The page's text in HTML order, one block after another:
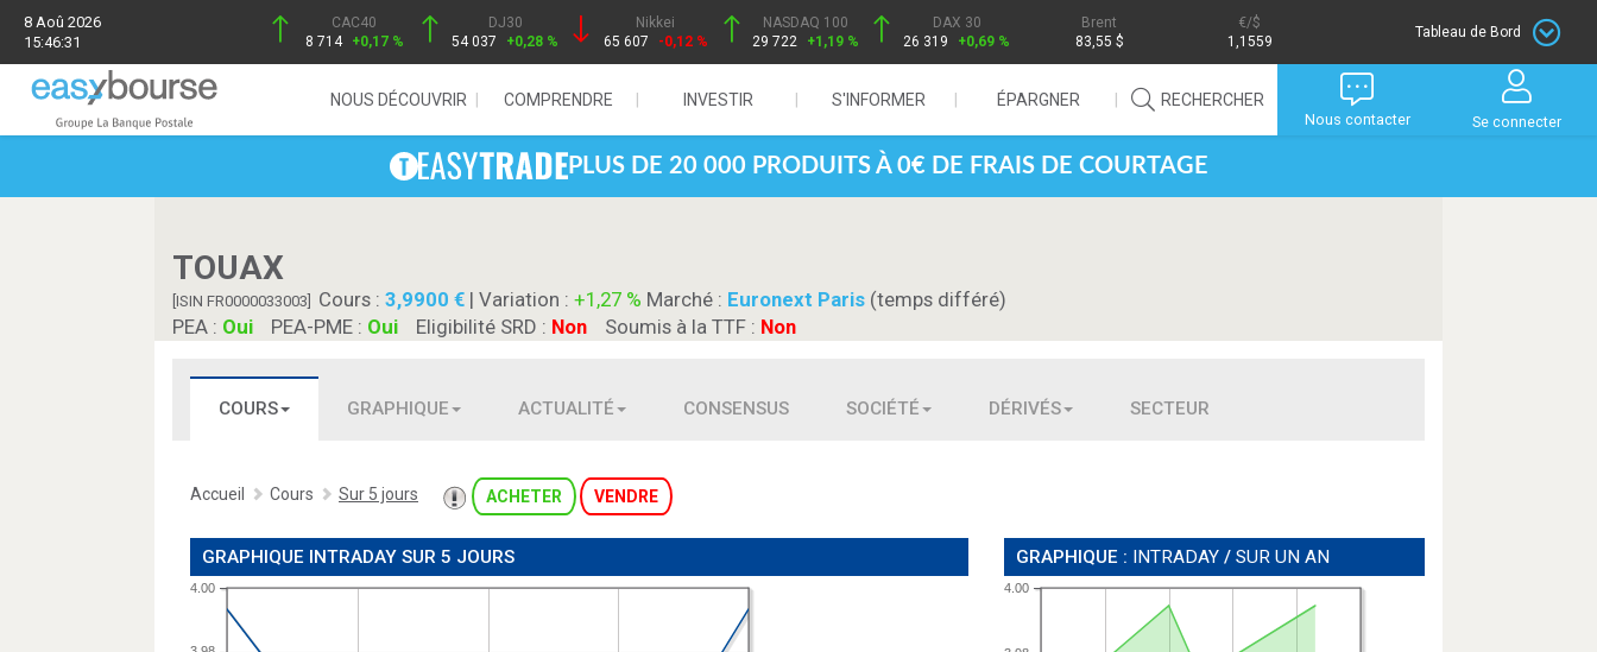
8 Aoû 2026
15:46:31
CAC40
8 714 +0,17 %
DJ30
54 037
+0,28 %
Nikkei
65 607
-0,12 %
NASDAQ 100
29 722
+1,19 %
DAX 30
26 319
+0,69 %
Brent
83,55 $
/$
1,1559
Tableau de Bord
NOUS DÉCOUVRIR COMPRENDRE INVESTIR S'INFORMER ÉPARGNER RECHERCHER
Nous contacter Se connecter
PLUS DE 20 000 PRODUITS À 0€ DE FRAIS DE COURTAGE
TOUAX
[ISIN FR0000033003] Cours : 3,9900 | Variation : +1,27 % Marché : Euronext Paris (temps différé)
PEA : Oui PEA-PME : Oui Eligibilité SRD : Non Soumis à la TTF : Non
COURS GRAPHIQUE ACTUALITÉ CONSENSUS SOCIÉTÉ DÉRIVÉS SECTEUR
Accueil Cours Sur 5 jours ACHETER VENDRE
GRAPHIQUE INTRADAY SUR 5 JOURS
4.00
GRAPHIQUE : INTRADAY /SUR UN AN
4.00